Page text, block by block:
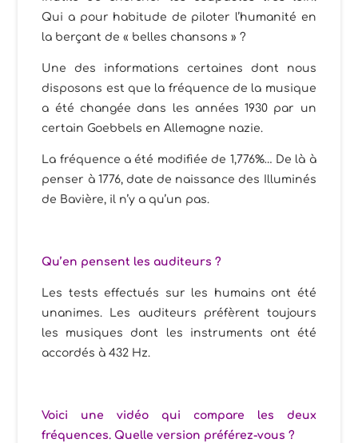
Qui a pour habitude de piloter l’humanité en
la berçant de « belles chansons » ?
Une des informations certaines dont nous
disposons est que la fréquence de la musique
a été changée dans les années 1930 par un
certain Goebbels en Allemagne nazie.
La fréquence a été modifiée de 1,776%… De là à
penser à 1776, date de naissance des Illuminés
de Bavière, il n’y a qu’un pas.
Qu’en pensent les auditeurs ?
Les tests effectués sur les humains ont été
unanimes. Les auditeurs préfèrent toujours
les musiques dont les instruments ont été
accordés à 432 Hz.
Voici une vidéo qui compare les deux
fréquences. Quelle version préférez-vous ?